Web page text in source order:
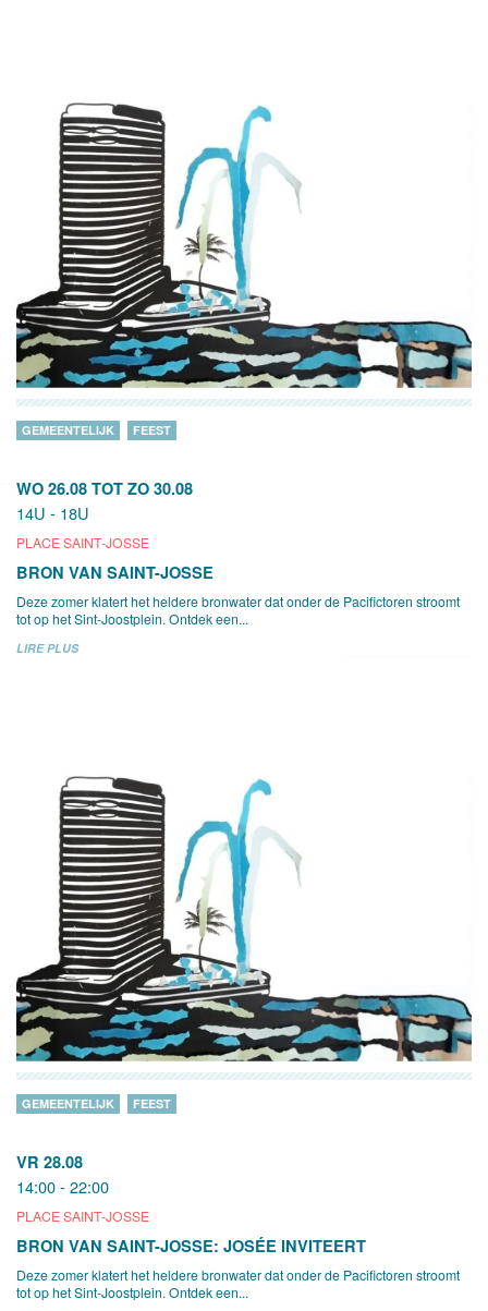
WO 26.08 TOT ZO 30.08
14U - 18U
PLACE SAINT-JOSSE
GEMEENTELIJK FEEST
BRON VAN SAINT-JOSSE
Deze zomer klatert het heldere bronwater dat onder de Pacifictoren stroomt
tot op het Sint-Joostplein. Ontdek een...
LIRE PLUS
VR 28.08
14:00 - 22:00
PLACE SAINT-JOSSE
GEMEENTELIJK FEEST
BRON VAN SAINT-JOSSE: JOSÉE INVITEERT
Deze zomer klatert het heldere bronwater dat onder de Pacifictoren stroomt
tot op het Sint-Joostplein. Ontdek een...